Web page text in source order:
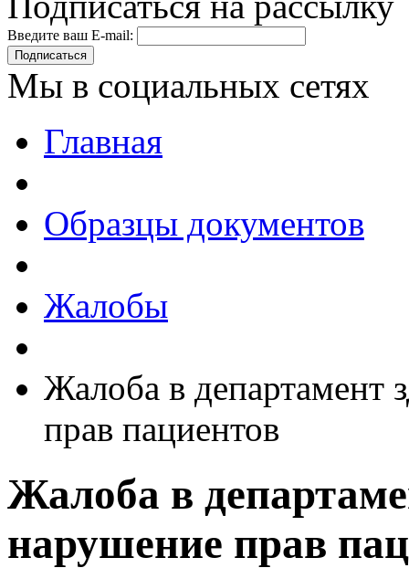
Введите ваш E-mail:
Подписаться
Мы в социальных сетях
Главная
Образцы документов
Жалобы
Жалоба в департамент
прав пациентов
Жалоба в
нарушение прав